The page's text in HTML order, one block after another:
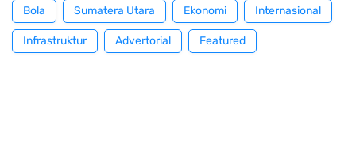
Bola Sumatera Utara Ekonomi Internasional
Infrastruktur Advertorial Featured